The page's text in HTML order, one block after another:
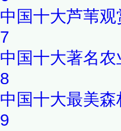
中国十大芦苇观
7
中国十大著名
8
中国十大最美森
9